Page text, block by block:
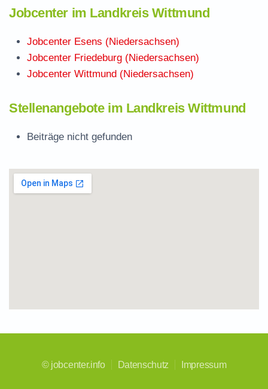
Jobcenter im Landkreis Wittmund
Jobcenter Esens (Niedersachsen)
Jobcenter Friedeburg (Niedersachsen)
Jobcenter Wittmund (Niedersachsen)
Stellenangebote im Landkreis Wittmund
Beiträge nicht gefunden
© jobcenter.info Datenschutz Impressum